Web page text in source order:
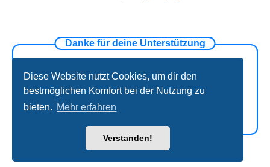
Diese Website nutzt Cookies, um dir den
bestmöglichen Komfort bei der Nutzung zu
bieten. Mehr erfahren
Verstanden!
Danke für deine Unterstützung